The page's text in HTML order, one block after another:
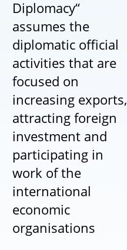
Diplomacy“
assumes the
diplomatic official
activities that are
focused on
increasing exports,
attracting foreign
investment and
participating in
work of the
international
economic
organisations